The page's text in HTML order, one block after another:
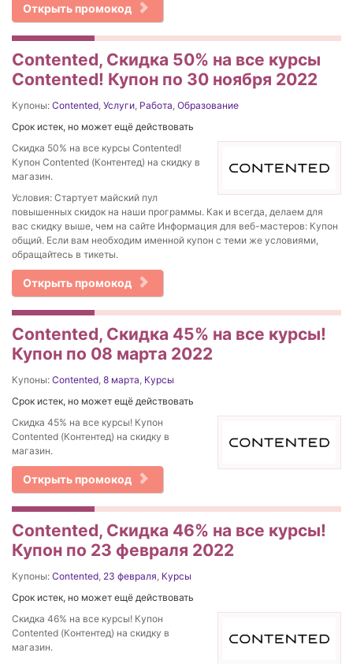
Открыть промокод
Contented, Скидка 50% на все курсы
Contented! Купон по 30 ноября 2022
Купоны: Contented Услуги Работа Образование
Срок истек, но может ещё действовать
Скидка 50% на все курсы Contented!
Купон Contented (Контентед) на скидку в
магазин.
Условия: Стартует майский пул
повышенных скидок на наши программы. Как и всегда, делаем для
вас скидку выше, чем на сайте Информация для веб-мастеров: Купон
общий. Если вам необходим именной купон с теми же условиями,
обращайтесь в тикеты.
Открыть промокод
Contented, Скидка 45% на все курсы!
Купон по 08 марта 2022
Купоны: Contented 8 марта Курсы
Срок истек, но может ещё действовать
Скидка 45% на все курсы! Купон
Contented (Контентед) на скидку в
магазин.
Открыть промокод
Contented, Скидка 46% на все курсы!
Купон по 23 февраля 2022
Купоны: Contented 23 февраля Курсы
Срок истек, но может ещё действовать
Скидка 46% на все курсы! Купон
Contented (Контентед) на скидку в
магазин.